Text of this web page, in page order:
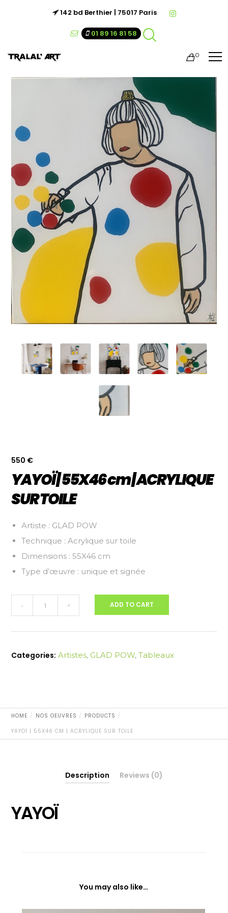
142 bd Berthier | 75017 Paris
01 89 16 81 58
0
550 €
YAYOÏ | 55X46 cm | ACRYLIQUE
SUR TOILE
Artiste : GLAD POW
Technique : Acrylique sur toile
Dimensions : 55X46 cm
Type d’œuvre : unique et signée
cm
ACRYLIQUE
- + ADD TO CART
Categories: Artistes, GLAD POW,Tableaux
HOME NOS OEUVRES
PRODUCTS
YAYOÏ | 55X46 CM | ACRYLIQUE SUR TOILE
Description Reviews (0)
YAYOÏ
You may also like…